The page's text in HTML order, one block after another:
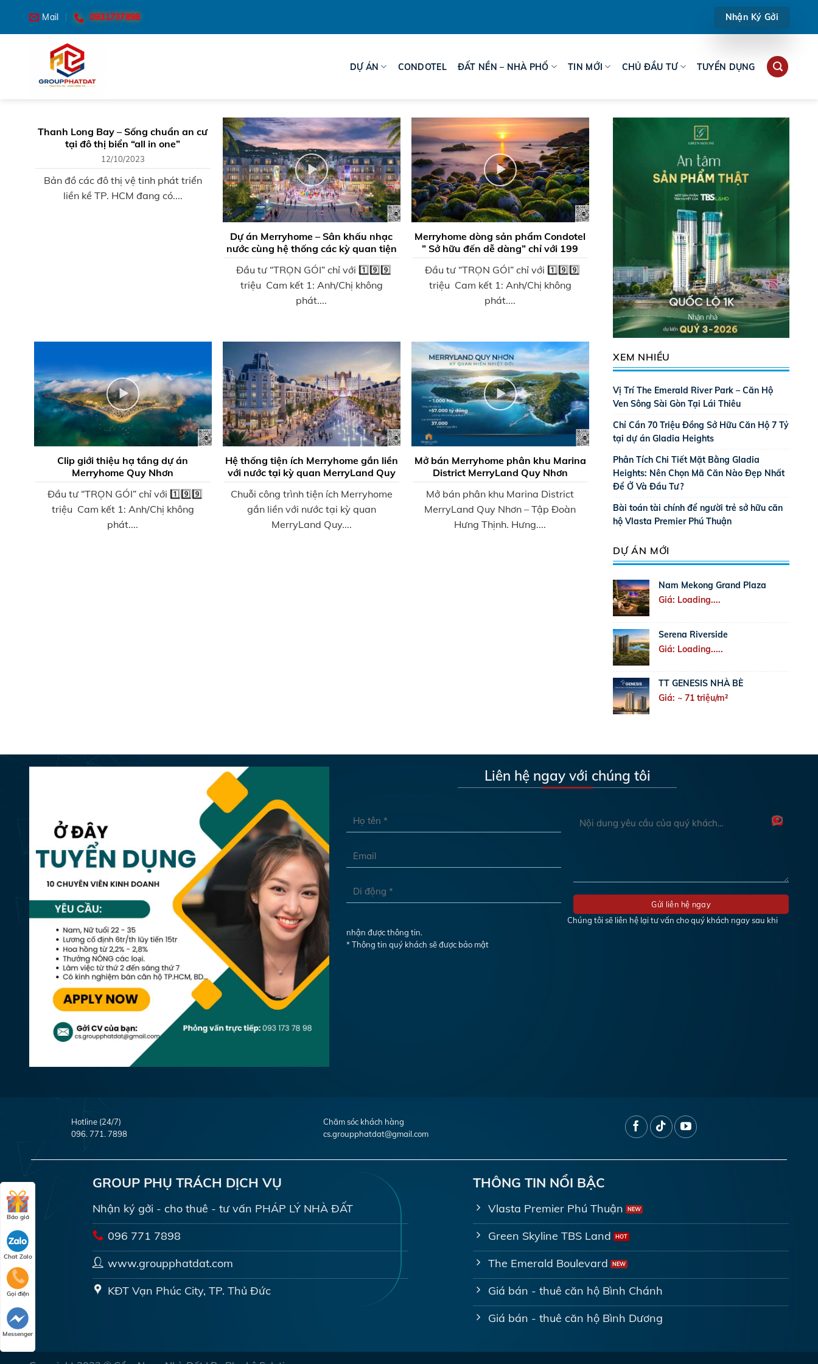
Mail 0931737898 Nhận Ký Gởi
DỰ ÁN CONDOTEL ĐẤT NỀN – NHÀ PHỐ TIN MỚI CHỦ ĐẦU TƯ TUYỂN DỤNG
Thanh Long Bay – Sống chuẩn an cư
tại đô thị biển “all in one”
12/10/2023
Bản đồ các đô thị vệ tinh phát triển
liền kề TP. HCM đang có....
Dự án Merryhome – Sân khấu nhạc
nước cùng hệ thống các kỳ quan tiện
ích thế giới
Đầu tư “TRỌN GÓI” chỉ với 1️⃣9️⃣9️⃣
triệu Cam kết 1: Anh/Chị không
phát....
Merryhome dòng sản phẩm Condotel
” Sở hữu đến dễ dàng” chỉ với 199
triệu
Đầu tư “TRỌN GÓI” chỉ với 1️⃣9️⃣9️⃣
triệu Cam kết 1: Anh/Chị không
phát....
Clip giới thiệu hạ tầng dự án
Merryhome Quy Nhơn
Đầu tư “TRỌN GÓI” chỉ với 1️⃣9️⃣9️⃣
triệu Cam kết 1: Anh/Chị không
phát....
Hệ thống tiện ích Merryhome gắn liền
với nước tại kỳ quan MerryLand Quy
Nhơn
Chuỗi công trình tiện ích Merryhome
gắn liền với nước tại kỳ quan
MerryLand Quy....
Mở bán Merryhome phân khu Marina
District MerryLand Quy Nhơn
Mở bán phân khu Marina District
MerryLand Quy Nhơn – Tập Đoàn
Hưng Thịnh. Hưng....
XEM NHIỀU
Vị Trí The Emerald River Park – Căn Hộ
Ven Sông Sài Gòn Tại Lái Thiêu
Chỉ Cần 70 Triệu Đồng Sở Hữu Căn Hộ 7 Tỷ
tại dự án Gladia Heights
Phân Tích Chi Tiết Mặt Bằng Gladia
Heights: Nên Chọn Mã Căn Nào Đẹp Nhất
Để Ở Và Đầu Tư?
Bài toán tài chính để người trẻ sở hữu căn
hộ Vlasta Premier Phú Thuận
DỰ ÁN MỚI
Nam Mekong Grand Plaza
Giá: Loading....
Serena Riverside
Giá: Loading.....
TT GENESIS NHÀ BÈ
Giá: ~ 71 triệu/m²
Liên hệ ngay với chúng tôi
Chúng tôi sẽ liên hệ lại tư vấn cho quý khách ngay sau khi
nhận được thông tin.
* Thông tin quý khách sẽ được bảo mật
Hotline (24/7)
096. 771. 7898
Chăm sóc khách hàng
cs.groupphatdat@gmail.com
GROUP PHỤ TRÁCH DỊCH VỤ
Nhận ký gởi - cho thuê - tư vấn PHÁP LÝ NHÀ ĐẤT
096 771 7898
www.groupphatdat.com
KĐT Vạn Phúc City, TP. Thủ Đức
THÔNG TIN NỔI BẬC
Vlasta Premier Phú Thuận
Green Skyline TBS Land
The Emerald Boulevard
Giá bán - thuê căn hộ Bình Chánh
Giá bán - thuê căn hộ Bình Dương
Báo giá
Chat Zalo
Gọi điện
Messenger